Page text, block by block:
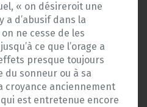
« on désireroit une
a d’abusif dans la
ne cesse de les
ce que l’orage a
presque toujours
du sonneur ou à sa
croyance anciennement
est entretenue encore